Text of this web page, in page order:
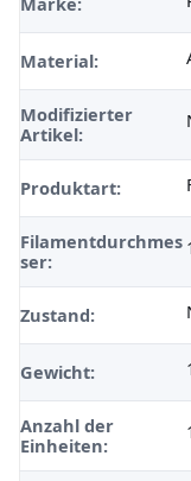
Material:
Modifizierter
Artikel:
Produktart:
Filamentdurchmes
ser:
Zustand:
Gewicht:
Anzahl der
Einheiten: